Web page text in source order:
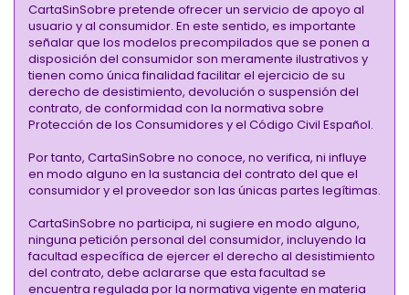
CartaSinSobre pretende ofrecer un servicio de apoyo al
usuario y al consumidor. En este sentido, es importante
señalar que los modelos precompilados que se ponen a
disposición del consumidor son meramente ilustrativos y
tienen como única finalidad facilitar el ejercicio de su
derecho de desistimiento, devolución o suspensión del
contrato, de conformidad con la normativa sobre
Protección de los Consumidores y el Código Civil Español.
Por tanto, CartaSinSobre no conoce, no verifica, ni influye
en modo alguno en la sustancia del contrato del que el
consumidor y el proveedor son las únicas partes legítimas.
CartaSinSobre no participa, ni sugiere en modo alguno,
ninguna petición personal del consumidor, incluyendo la
facultad específica de ejercer el derecho al desistimiento
del contrato, debe aclararse que esta facultad se
encuentra regulada por la normativa vigente en materia